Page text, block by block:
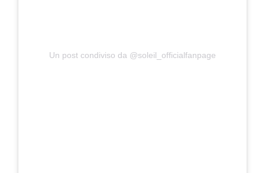
Un post condiviso da @soleil_officialfanpage